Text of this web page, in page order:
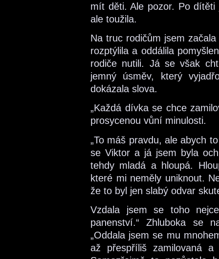
mít děti. Ale pozor. Po
ale toužila.
Na truc rodičům jsem
rozptýlila a oddálila
rodiče nutili. Já se však
jemný úsměv, který
dokázala slova.
„Každá dívka se chce
prosycenou vůní minulosti.
„To máš pravdu, ale abych
se Viktor a já jsem byla
tehdy mladá a hloupá.
které mi neměly uniknout.
že to byl jen slabý odvar
Vzdala jsem se toho
panenství.“ Zhluboka se
„Oddala jsem se mu
až přespříliš zamilovaná